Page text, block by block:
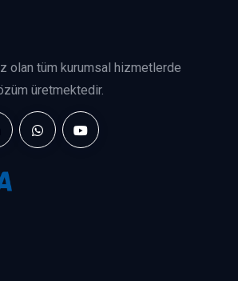
olan tüm kurumsal hizmetlerde
üretmektedir.